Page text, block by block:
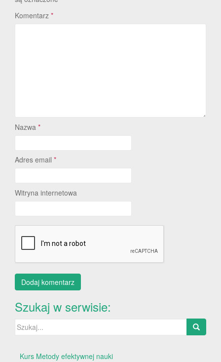
Komentarz *
Nazwa *
Adres email *
Witryna internetowa
Szukaj w serwisie:
Szukaj:
Kurs Metody efektywnej nauki